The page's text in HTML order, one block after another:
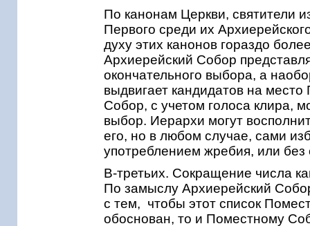
По канонам Церкви, святители
Первого среди их
духу этих канонов гораздо
Архиерейский Собор
окончательного выбора, а
выдвигает кандидатов на
Собор, с учетом голоса клира,
выбор. Иерархи могут
его, но в любом случае, сами
употреблением жребия, или
В-третьих. Сокращение числа
По замыслу Архиерейский
с тем, чтобы этот список
обоснован, то и Поместному